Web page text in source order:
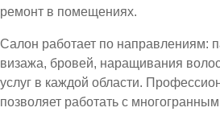
ремонт в помещениях.
Салон работает по направлениям:
визажа, бровей, наращивания
услуг в каждой области.
позволяет работать с